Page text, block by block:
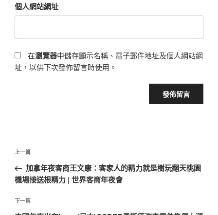
個人網站網址
在瀏覽器中儲存顯示名稱、電子郵件地址及個人網站網
址，以供下次發佈留言時使用。
文
導
覽
上
一
篇
章
上一篇
加拿年夜客商王文康：客家人的精力就是樹玩翻天桃園
機場接送根精力 | 世界客商年夜會
下
下一篇